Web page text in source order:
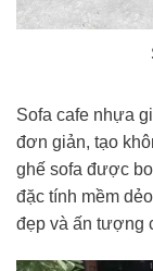
Sofa cafe nhựa
đơn giản, tạo
ghế sofa được
đặc tính mềm
đẹp và ấn tượng